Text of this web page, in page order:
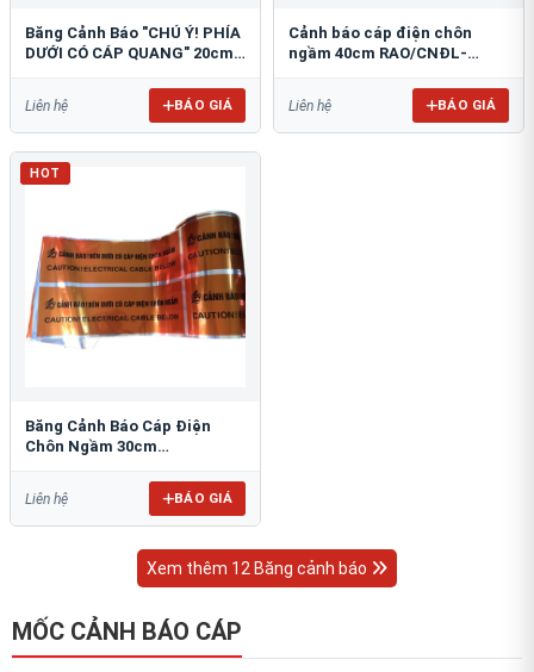
Băng Cảnh Báo "CHÚ Ý! PHÍA
DƯỚI CÓ CÁP QUANG" 20cm
Liên hệ BÁO GIÁ
Cảnh báo cáp điện chôn
ngầm 40cm RAO/CNĐL-
Liên hệ BÁO GIÁ
HOT
Băng Cảnh Báo Cáp Điện
Chôn Ngầm 30cm
Liên hệ BÁO GIÁ
Xem thêm 12 Băng cảnh báo
MỐC CẢNH BÁO CÁP